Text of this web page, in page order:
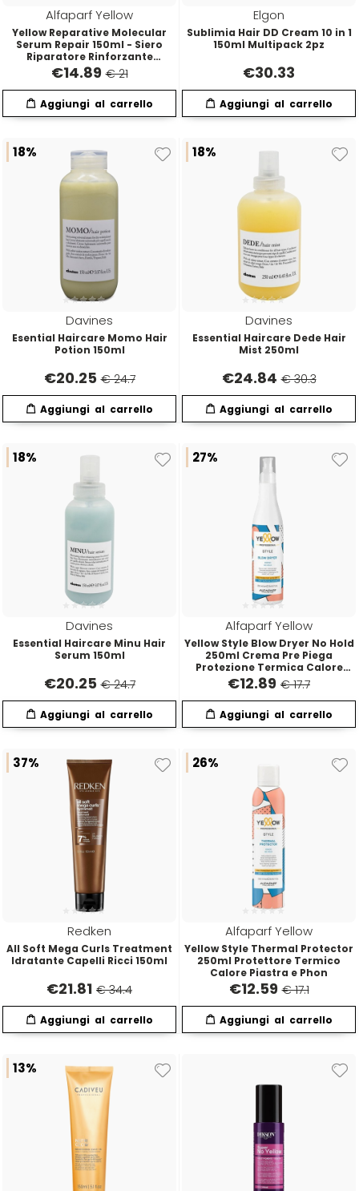
Alfaparf Yellow
Yellow Reparative Molecular
Serum Repair 150ml - Siero
Riparatore Rinforzante
Ristrutturante
€14.89 € 21
Elgon
Sublimia Hair DD Cream 10 in 1
150ml Multipack 2pz
€30.33
18%
Davines
Esential Haircare Momo Hair
Potion 150ml
€20.25 € 24.7
18%
Davines
Essential Haircare Dede Hair
Mist 250ml
€24.84 € 30.3
18%
Davines
Essential Haircare Minu Hair
Serum 150ml
€20.25 € 24.7
27%
Alfaparf Yellow
Yellow Style Blow Dryer No Hold
250ml Crema Pre Piega
Protezione Termica Calore
Piastra e Phon
€12.89 € 17.7
37%
Redken
All Soft Mega Curls Treatment
Idratante Capelli Ricci 150ml
€21.81 € 34.4
26%
Alfaparf Yellow
Yellow Style Thermal Protector
250ml Protettore Termico
Calore Piastra e Phon
€12.59 € 17.1
13%